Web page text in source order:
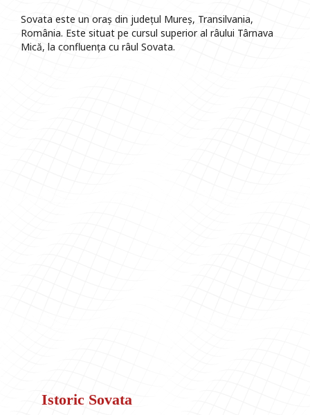
Sovata este un oraș din județul Mureș, Transilvania,
România. Este situat pe cursul superior al râului Târnava
Mică, la confluența cu râul Sovata.
Istoric Sovata